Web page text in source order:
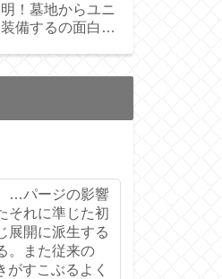
！墓地からユニ
備するの面白そ
…パージの影響
それに準じた初
展開に派生する
。また従来の
がすこぶるよく